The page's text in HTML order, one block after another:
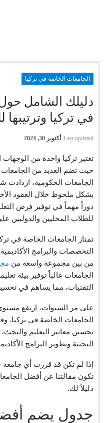
الجامعات الخاصة في تركيا
دليلك الشامل
في تركيا وترتيبها
Last updated أكتوبر 30, 2024
تعتبر تركيا واحدة من الوجهات
حيث تضم العديد من الجامعات
الجامعات الحكومية، ازدادت
بشكل ملحوظ خلال العقود
دوراً مهماً في توفير فرص
للطلاب المحليين والدوليين
تمتاز الجامعات الخاصة في
التخصصات والبرامج
من بين مجموعة واسعة من
الجامعات غالباً توفير بيئة
التقنيات، مما يساهم في
على مر السنوات، ارتفع
الجامعات الخاصة في تركيا.
تحسين معايير التعليم والبحث،
التحتية وتطوير البرامج
إذا لم تكن قد قررت أي
تكون مقالتنا عن أفضل
دليلاً لك.
جدول يضم